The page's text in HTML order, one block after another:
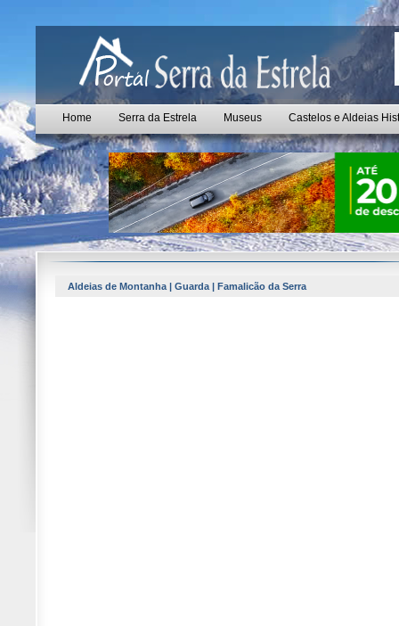
Home Serra da Estrela Museus Castelos e Aldeias
Aldeias de Montanha | Guarda | Famalicão da Serra